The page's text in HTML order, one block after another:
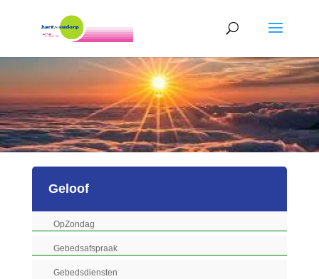
Geloof
OpZondag
Gebedsafspraak
Gebedsdiensten